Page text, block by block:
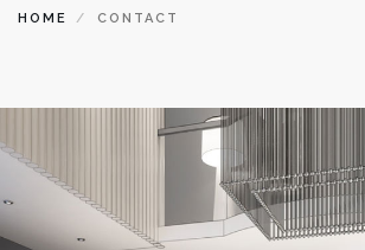
HOME CONTACT